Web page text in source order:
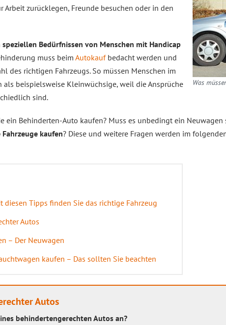
Was
Arbeit zurücklegen, Freunde besuchen oder in den
speziellen Bedürfnissen von Menschen mit Handicap
muss beim Autokaufbedacht werden und
des richtigen Fahrzeugs. So müssen Menschen im
beispielsweise Kleinwüchsige, weil die Ansprüche
sind.
ein Behinderten-Auto kaufen? Muss es unbedingt ein
kaufen? Diese und weitere Fragen werden im
Tipps finden Sie das richtige Fahrzeug
Autos
– Der Neuwagen
kaufen – Das sollten Sie beachten
Autos
behindertengerechten Autos an?